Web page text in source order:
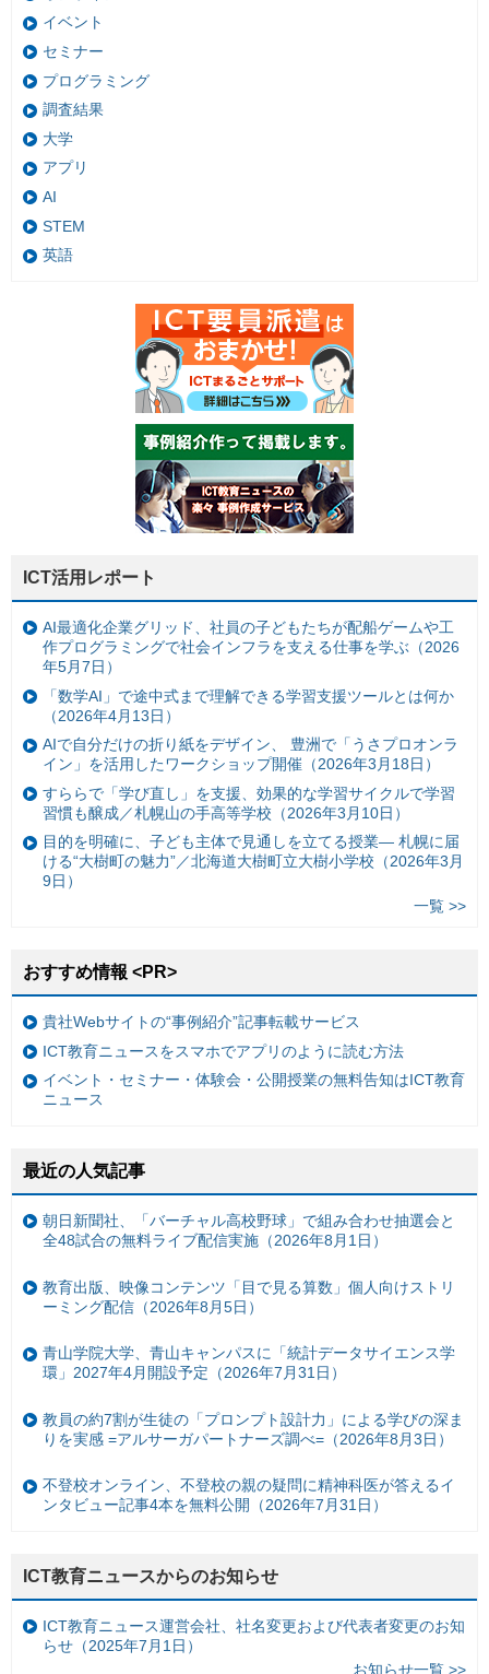
イベント
セミナー
プログラミング
調査結果
大学
アプリ
AI
STEM
英語
ICT活用レポート
AI最適化企業グリッド、社員の子どもたちが配船ゲームや工
作プログラミングで社会インフラを支える仕事を学ぶ（2026
年5月7日）
「数学AI」で途中式まで理解できる学習支援ツールとは何か
（2026年4月13日）
AIで自分だけの折り紙をデザイン、 豊洲で「うさプロオンラ
イン」を活用したワークショップ開催（2026年3月18日）
すららで「学び直し」を支援、効果的な学習サイクルで学習
習慣も醸成／札幌山の手高等学校（2026年3月10日）
目的を明確に、子ども主体で見通しを立てる授業— 札幌に届
ける“大樹町の魅力”／北海道大樹町立大樹小学校（2026年3月
9日）
一覧 >>
おすすめ情報 <PR>
貴社Webサイトの“事例紹介”記事転載サービス
ICT教育ニュースをスマホでアプリのように読む方法
イベント・セミナー・体験会・公開授業の無料告知はICT教育
ニュース
最近の人気記事
朝日新聞社、「バーチャル高校野球」で組み合わせ抽選会と
全48試合の無料ライブ配信実施（2026年8月1日）
教育出版、映像コンテンツ「目で見る算数」個人向けストリ
ーミング配信（2026年8月5日）
青山学院大学、青山キャンパスに「統計データサイエンス学
環」2027年4月開設予定（2026年7月31日）
教員の約7割が生徒の「プロンプト設計力」による学びの深ま
りを実感 =アルサーガパートナーズ調べ=（2026年8月3日）
不登校オンライン、不登校の親の疑問に精神科医が答えるイ
ンタビュー記事4本を無料公開（2026年7月31日）
ICT教育ニュースからのお知らせ
ICT教育ニュース運営会社、社名変更および代表者変更のお知
らせ（2025年7月1日）
お知らせ一覧 >>